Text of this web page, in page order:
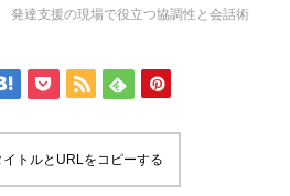
発達支援の現場で役立つ協調性と会話術
イトルとURLをコピーする